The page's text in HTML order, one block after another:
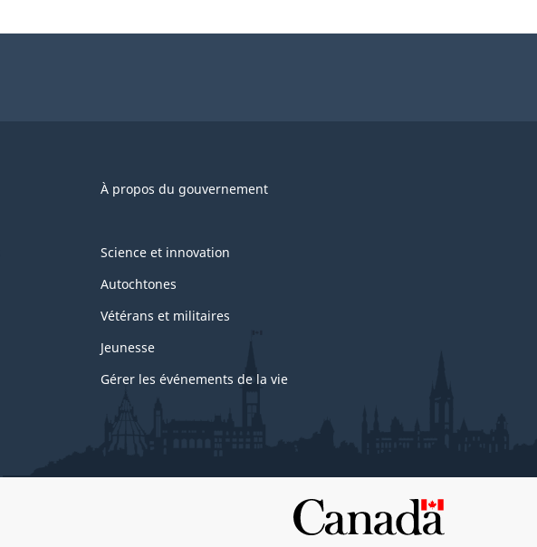
À propos du gouvernement
Science et innovation
Autochtones
Vétérans et militaires
Jeunesse
Gérer les événements de la vie